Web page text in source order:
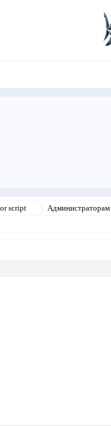
script
Администраторам